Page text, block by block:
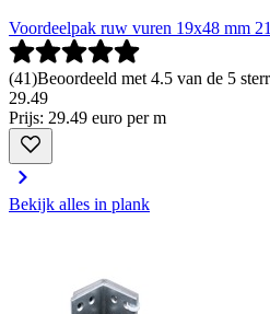
Voordeelpak ruw vuren 19x48 mm
(41)Beoordeeld met 4.5 van de 5
29.49
Prijs: 29.49 euro per m
Bekijk alles in plank